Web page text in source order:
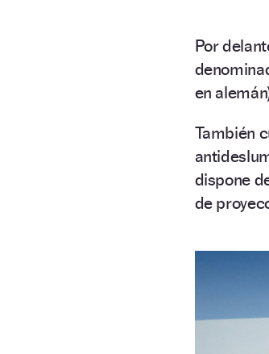
Por
en
También
dispone
de